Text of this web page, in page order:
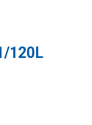
120L